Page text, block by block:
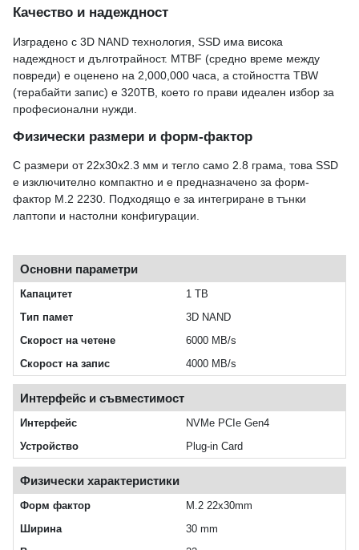
Качество и надеждност
Изградено с 3D NAND технология, SSD има висока
надеждност и дълготрайност. MTBF (средно време между
повреди) е оценено на 2,000,000 часа, а стойността TBW
(терабайти запис) е 320TB, което го прави идеален избор за
професионални нужди.
Физически размери и форм-фактор
С размери от 22x30x2.3 мм и тегло само 2.8 грама, това SSD
е изключително компактно и е предназначено за форм-
фактор M.2 2230. Подходящо е за интегриране в тънки
лаптопи и настолни конфигурации.
Основни параметри
Капацитет
1 TB
Тип памет
3D NAND
Скорост на четене
6000 MB/s
Скорост на запис
4000 MB/s
Интерфейс и съвместимост
Интерфейс
NVMe PCIe Gen4
Устройство
Plug-in Card
Физически характеристики
Форм фактор
M.2 22x30mm
Ширина
30 mm